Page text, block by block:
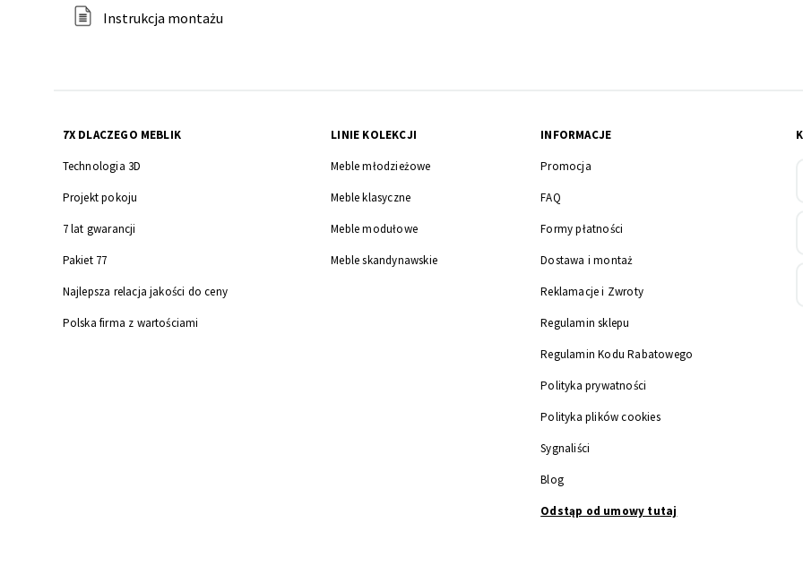
Instrukcja montażu
7X DLACZEGO MEBLIK
Technologia 3D
Projekt pokoju
7 lat gwarancji
Pakiet 77
Najlepsza relacja jakości do ceny
Polska firma z wartościami
LINIE KOLEKCJI
Meble młodzieżowe
Meble klasyczne
Meble modułowe
Meble skandynawskie
INFORMACJE
Promocja
FAQ
Formy płatności
Dostawa i montaż
Reklamacje i Zwroty
Regulamin sklepu
Regulamin Kodu Rabatowego
Polityka prywatności
Polityka plików cookies
Sygnaliści
Blog
Odstąp od umowy tutaj